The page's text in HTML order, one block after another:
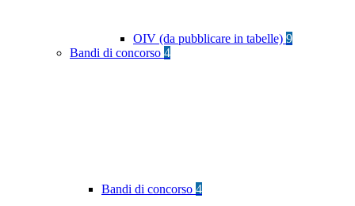
OIV (da pubblicare in tabelle) 9
Bandi di concorso 4
Bandi di concorso 4